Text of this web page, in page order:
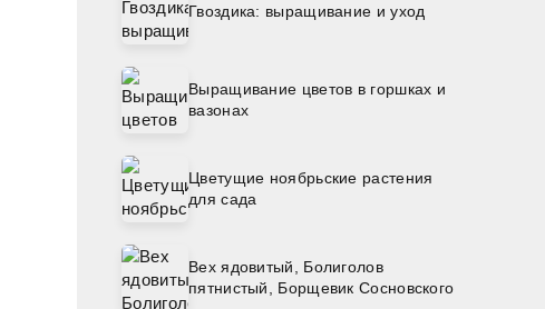
Гвоздика: выращивание и уход
Выращивание цветов в горшках и
вазонах
Цветущие ноябрьские растения
для сада
Вех ядовитый, Болиголов
пятнистый, Борщевик Сосновского